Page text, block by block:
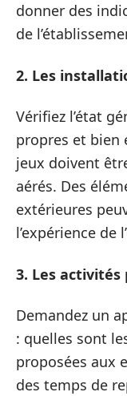
donner des
de
2. Les
Vérifiez l’état
propres et bien
jeux doivent
aérés. Des
extérieures
l’expérience de
3. Les activités
Demandez un
: quelles sont
proposées aux
des temps de